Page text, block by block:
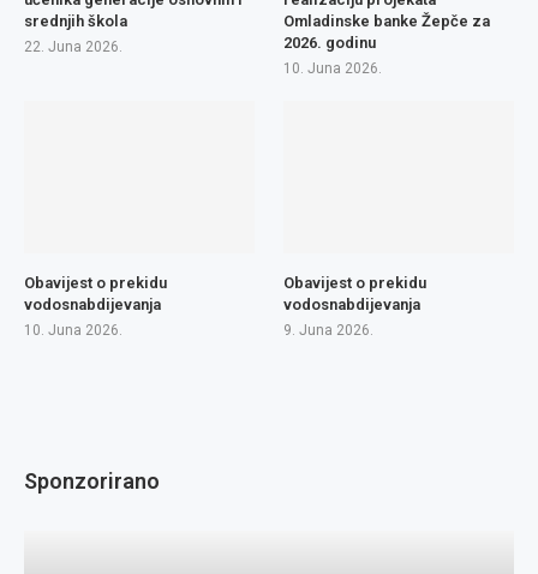
srednjih škola
22. Juna 2026.
Omladinske banke Žepče za
2026. godinu
10. Juna 2026.
Obavijest o prekidu
vodosnabdijevanja
10. Juna 2026.
Obavijest o prekidu
vodosnabdijevanja
9. Juna 2026.
Sponzorirano